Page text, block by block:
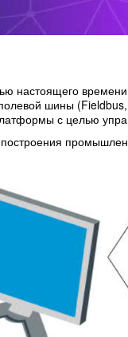
настоящего
шины
с целью